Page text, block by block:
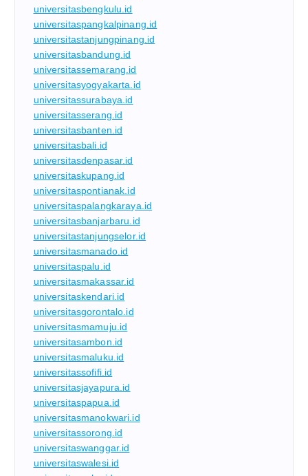
universitasbengkulu.id
universitaspangkalpinang.id
universitastanjungpinang.id
universitasbandung.id
universitassemarang.id
universitasyogyakarta.id
universitassurabaya.id
universitasserang.id
universitasbanten.id
universitasbali.id
universitasdenpasar.id
universitaskupang.id
universitaspontianak.id
universitaspalangkaraya.id
universitasbanjarbaru.id
universitastanjungselor.id
universitasmanado.id
universitaspalu.id
universitasmakassar.id
universitaskendari.id
universitasgorontalo.id
universitasmamuju.id
universitasambon.id
universitasmaluku.id
universitassofifi.id
universitasjayapura.id
universitaspapua.id
universitasmanokwari.id
universitassorong.id
universitaswanggar.id
universitaswalesi.id